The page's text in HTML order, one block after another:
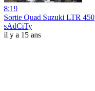
8:19
Sortie Quad Suzuki LTR 450
sAdCiTy
il y a 15 ans